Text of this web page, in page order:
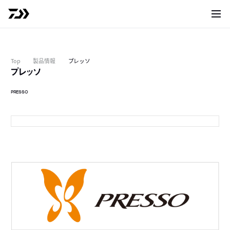
サイ
Top 製品情報 プレッソ
プレッソ
PRESSO